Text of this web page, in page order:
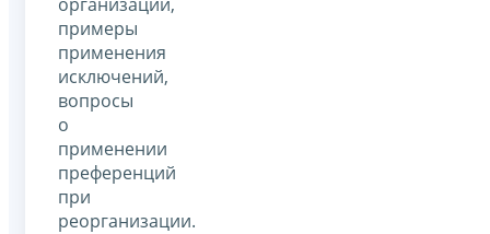
примеры
применения
исключений,
вопросы
о
применении
преференций
при
реорганизации.